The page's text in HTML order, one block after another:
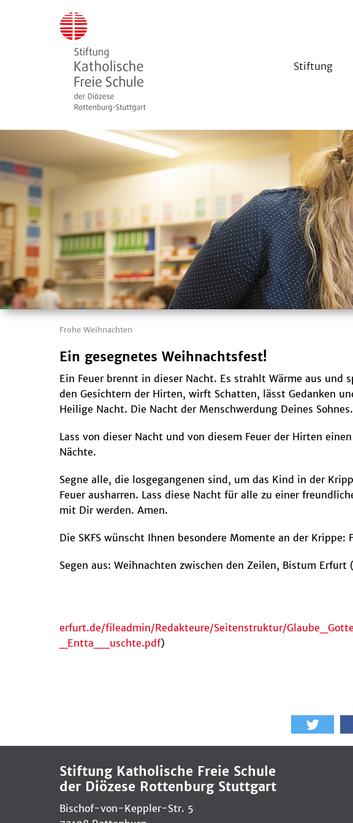
Stiftung
Frohe Weihnachten
Ein gesegnetes Weihnachtsfest!
Ein Feuer brennt in dieser Nacht. Es strahlt Wärme aus und
den Gesichtern der Hirten, wirft Schatten, lässt Gedanken
Heilige Nacht. Die Nacht der Menschwerdung Deines Sohnes.
Lass von dieser Nacht und von diesem Feuer der Hirten
Nächte.
Segne alle, die losgegangenen sind, um das Kind in der
Feuer ausharren. Lass diese Nacht für alle zu einer
mit Dir werden. Amen.
Die SKFS wünscht Ihnen besondere Momente an der Krippe:
Segen aus: Weihnachten zwischen den Zeilen, Bistum Erfurt (
erfurt.de/fileadmin/Redakteure/Seitenstruktur/
_Entta__uschte.pdf)
Stiftung Katholische Freie Schule
der Diözese Rottenburg Stuttgart
Bischof-von-Keppler-Str. 5